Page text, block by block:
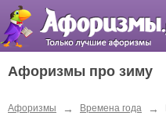
Афоризмы про зиму
Афоризмы → Времена года →